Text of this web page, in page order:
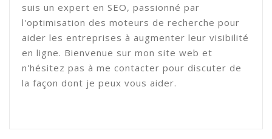
suis un expert en SEO, passionné par
l'optimisation des moteurs de recherche pour
aider les entreprises à augmenter leur visibilité
en ligne. Bienvenue sur mon site web et
n'hésitez pas à me contacter pour discuter de
la façon dont je peux vous aider.